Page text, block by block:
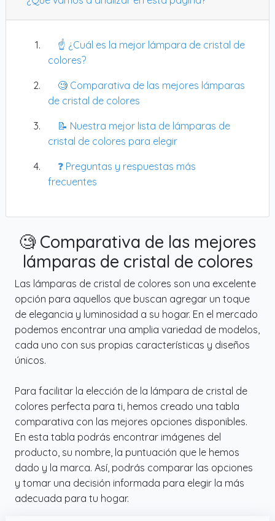
☝️ ¿Cuál es la mejor lámpara de cristal de
colores?
🧐 Comparativa de las mejores lámparas
de cristal de colores
📝 Nuestra mejor lista de lámparas de
cristal de colores para elegir
❓ Preguntas y respuestas más
frecuentes
🧐 Comparativa de las mejores
lámparas de cristal de colores
Las lámparas de cristal de colores son una excelente
opción para aquellos que buscan agregar un toque
de elegancia y luminosidad a su hogar. En el mercado
podemos encontrar una amplia variedad de modelos,
cada uno con sus propias características y diseños
únicos.
Para facilitar la elección de la lámpara de cristal de
colores perfecta para ti, hemos creado una tabla
comparativa con las mejores opciones disponibles.
En esta tabla podrás encontrar imágenes del
producto, su nombre, la puntuación que le hemos
dado y la marca. Así, podrás comparar las opciones
y tomar una decisión informada para elegir la más
adecuada para tu hogar.